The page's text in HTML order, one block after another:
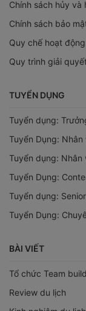
Chính sách hủy và
Chính sách bảo
Quy chế hoạt động
Quy trình giải
TUYỂN DỤNG
Tuyển dụng:
Tuyển Dụng:
Tuyển dụng: Nhân
Tuyển Dụng:
Tuyển dụng:
Tuyển Dụng:
BÀI VIẾT
Tổ chức Team
Review du lịch